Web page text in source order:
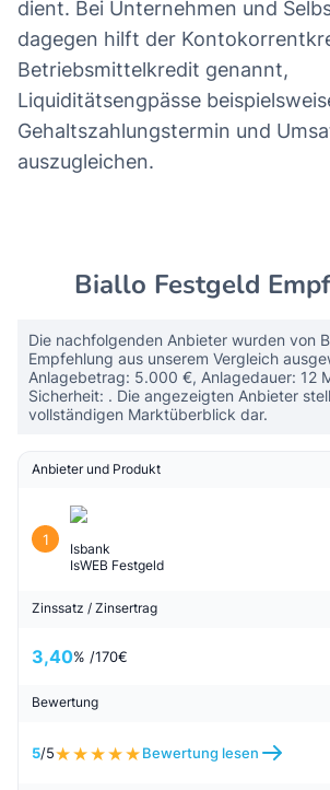
dient. Bei Unternehmen und
dagegen hilft der
Betriebsmittelkredit genannt,
Liquiditätsengpässe
Gehaltszahlungstermin und
auszugleichen.
Biallo Festgeld
Die nachfolgenden Anbieter wurden von
Empfehlung aus unserem Vergleich
Anlagebetrag: 5.000 €, Anlagedauer: 12
Sicherheit: . Die angezeigten Anbieter
vollständigen Marktüberblick dar.
Anbieter und Produkt
1
Isbank
IsWEB Festgeld
Zinssatz / Zinsertrag
3,40% /170€
Bewertung
5/5 Bewertung lesen